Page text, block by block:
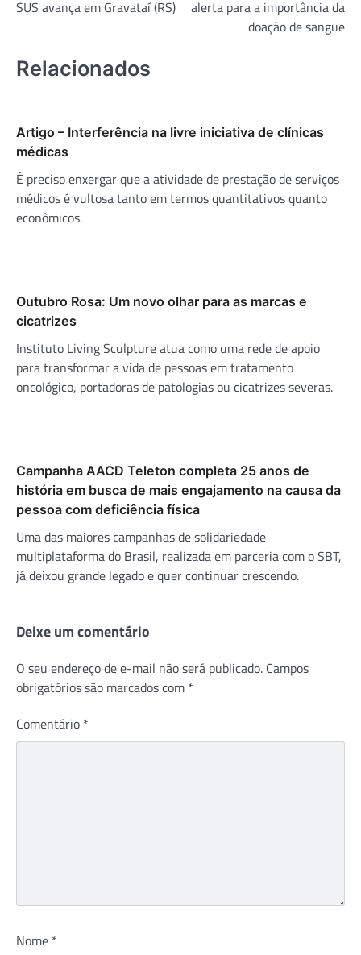
Post
SUS avança em Gravataí (RS)
alerta para a importância da
doação de sangue
Relacionados
Artigo – Interferência na livre iniciativa de clínicas
médicas
É preciso enxergar que a atividade de prestação de serviços
médicos é vultosa tanto em termos quantitativos quanto
econômicos.
Outubro Rosa: Um novo olhar para as marcas e
cicatrizes
Instituto Living Sculpture atua como uma rede de apoio
para transformar a vida de pessoas em tratamento
oncológico, portadoras de patologias ou cicatrizes severas.
Campanha AACD Teleton completa 25 anos de
história em busca de mais engajamento na causa da
pessoa com deficiência física
Uma das maiores campanhas de solidariedade
multiplataforma do Brasil, realizada em parceria com o SBT,
já deixou grande legado e quer continuar crescendo.
Deixe um comentário
O seu endereço de e-mail não será publicado. Campos
obrigatórios são marcados com *
Comentário *
Nome *